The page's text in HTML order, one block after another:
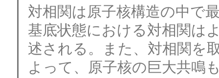
対相関は原子核構造の中で
基底状態における対相関は
述される。また、対相関を
よって、原子核の巨大共鳴